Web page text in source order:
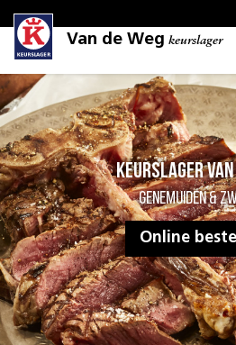
Van de Weg keurslager
Keurslager Van
Genemuiden &
Online